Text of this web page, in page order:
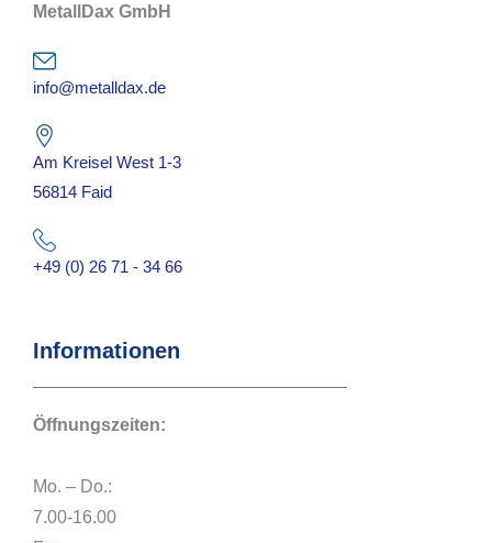
MetallDax GmbH
info@metalldax.de
Am Kreisel West 1-3
56814 Faid
+49 (0) 26 71 - 34 66
Informationen
Öffnungszeiten:
Mo. – Do.:
7.00-16.00